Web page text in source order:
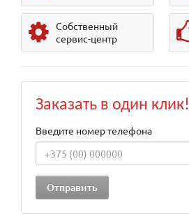
Собственный
сервис-центр
Заказать в один клик!
Введите номер телефона